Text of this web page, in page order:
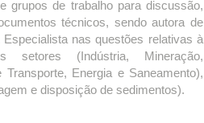
grupos de trabalho para discussão,
técnicos, sendo autora de
nas questões relativas à
setores (Indústria, Mineração,
Energia e Saneamento),
e disposição de sedimentos).